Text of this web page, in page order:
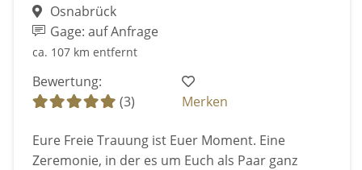
Osnabrück
Gage: auf Anfrage
ca. 107 km entfernt
Bewertung:
(3)
Merken
Eure Freie Trauung ist Euer Moment. Eine
Zeremonie, in der es um Euch als Paar ganz